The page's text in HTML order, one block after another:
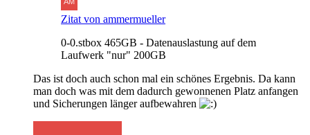
Zitat von ammermueller
0-0.stbox 465GB - Datenauslastung auf dem
Laufwerk "nur" 200GB
Das ist doch auch schon mal ein schönes Ergebnis. Da kann
man doch was mit dem dadurch gewonnenen Platz anfangen
und Sicherungen länger aufbewahren